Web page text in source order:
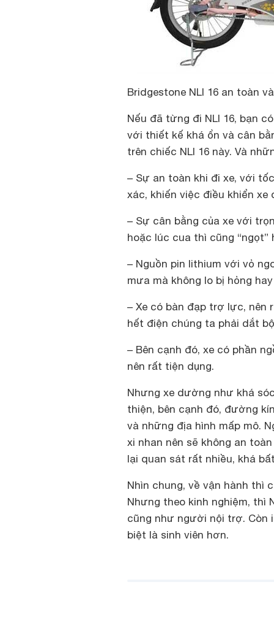
Bridgestone NLI 16 an toàn
Nếu đã từng đi NLI 16, bạn
với thiết kế khá ổn và cân
trên chiếc NLI 16 này. Và
– Sự an toàn khi đi xe, với
xác, khiến việc điều khiển
– Sự cân bằng của xe với
hoặc lúc cua thì cũng “ngọt”
– Nguồn pin lithium với vỏ
mưa mà không lo bị hỏng
– Xe có bàn đạp trợ lực, nên
hết điện chúng ta phải dắt bộ
– Bên cạnh đó, xe có phần
nên rất tiện dụng.
Nhưng xe dường như khá
thiện, bên cạnh đó, đường
và những địa hình mấp mô.
xi nhan nên sẽ không an
lại quan sát rất nhiều, khá
Nhìn chung, về vận hành thì
Nhưng theo kinh nghiệm, thì
cũng như người nội trợ. Còn
biệt là sinh viên hơn.